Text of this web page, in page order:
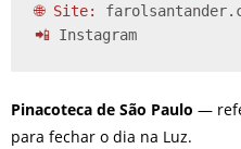
🌐 Site:
📲 Instagram
Pinacoteca de São Paulo —
para fechar o dia na Luz.